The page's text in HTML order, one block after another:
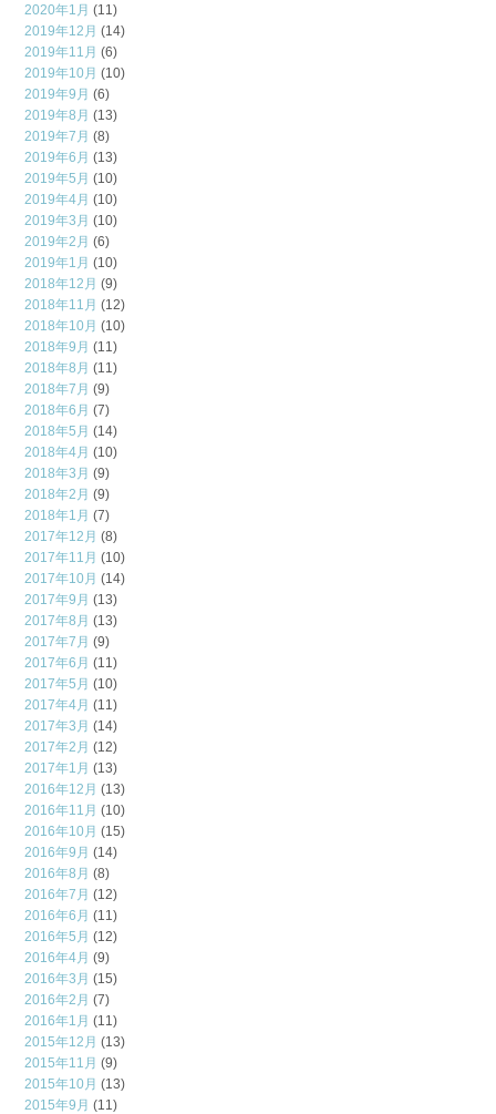
2020年1月 (11)
2019年12月 (14)
2019年11月 (6)
2019年10月 (10)
2019年9月 (6)
2019年8月 (13)
2019年7月 (8)
2019年6月 (13)
2019年5月 (10)
2019年4月 (10)
2019年3月 (10)
2019年2月 (6)
2019年1月 (10)
2018年12月 (9)
2018年11月 (12)
2018年10月 (10)
2018年9月 (11)
2018年8月 (11)
2018年7月 (9)
2018年6月 (7)
2018年5月 (14)
2018年4月 (10)
2018年3月 (9)
2018年2月 (9)
2018年1月 (7)
2017年12月 (8)
2017年11月 (10)
2017年10月 (14)
2017年9月 (13)
2017年8月 (13)
2017年7月 (9)
2017年6月 (11)
2017年5月 (10)
2017年4月 (11)
2017年3月 (14)
2017年2月 (12)
2017年1月 (13)
2016年12月 (13)
2016年11月 (10)
2016年10月 (15)
2016年9月 (14)
2016年8月 (8)
2016年7月 (12)
2016年6月 (11)
2016年5月 (12)
2016年4月 (9)
2016年3月 (15)
2016年2月 (7)
2016年1月 (11)
2015年12月 (13)
2015年11月 (9)
2015年10月 (13)
2015年9月 (11)